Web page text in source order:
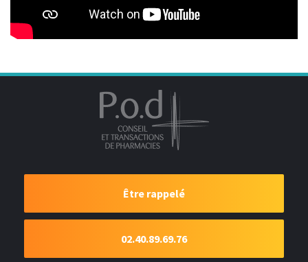
Être rappelé
02.40.89.69.76